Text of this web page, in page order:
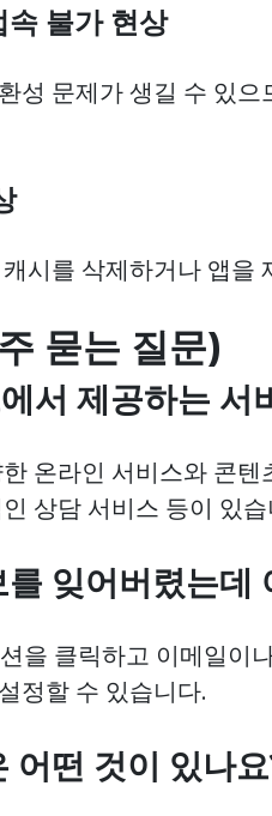
불가 현상
성 문제가 생길 수 있
시를 삭제하거나 앱을
묻는 질문)
서 제공하는 서
온라인 서비스와 콘
상담 서비스 등이 있습
잊어버렸는데
션을 클릭하고 이메일이
정할 수 있습니다.
어떤 것이 있나